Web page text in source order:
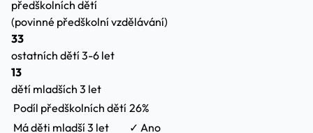
předškolních dětí
(povinné předškolní vzdělávání)
33
ostatních dětí 3-6 let
13
dětí mladších 3 let
Podíl předškolních dětí 26%
Má děti mladší 3 let
✓ Ano